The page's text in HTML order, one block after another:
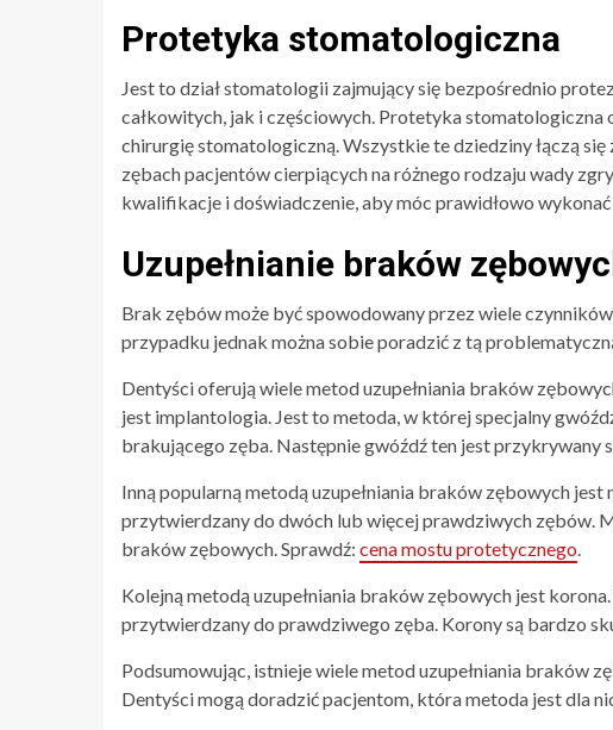
Protetyka stomatologiczna
Jest to dział stomatologii zajmujący się bezpośrednio
całkowitych, jak i częściowych. Protetyka
chirurgię stomatologiczną. Wszystkie te dziedziny łączą
zębach pacjentów cierpiących na różnego rodzaju wady
kwalifikacje i doświadczenie, aby móc prawidłowo
Uzupełnianie braków
Brak zębów może być spowodowany przez wiele
przypadku jednak można sobie poradzić z tą
Dentyści oferują wiele metod uzupełniania braków
jest implantologia. Jest to metoda, w której specjalny
brakującego zęba. Następnie gwóźdź ten jest przykrywany
Inną popularną metodą uzupełniania braków zębowych
przytwierdzany do dwóch lub więcej prawdziwych zębów.
braków zębowych. Sprawdź: cena mostu protetycznego.
Kolejną metodą uzupełniania braków zębowych jest
przytwierdzany do prawdziwego zęba. Korony są bardzo
Podsumowując, istnieje wiele metod uzupełniania braków
Dentyści mogą doradzić pacjentom, która metoda jest dla